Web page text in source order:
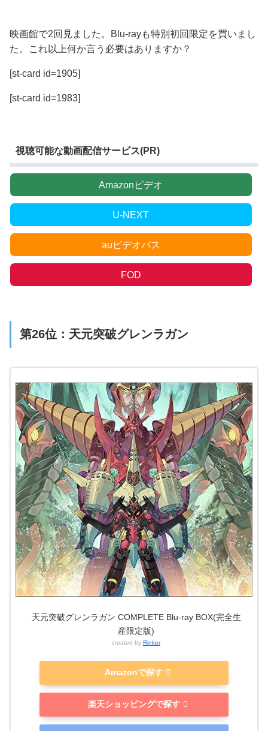
映画館で2回見ました。Blu-rayも特別初回限定を買いまし
た。これ以上何か言う必要はありますか？
[st-card id=1905]
[st-card id=1983]
視聴可能な動画配信サービス(PR)
Amazonビデオ
U-NEXT
auビデオパス
FOD
第26位：天元突破グレンラガン
天元突破グレンラガン COMPLETE Blu-ray BOX(完全生
産限定版)
created by Rinker
Amazonで探す
楽天ショッピングで探す